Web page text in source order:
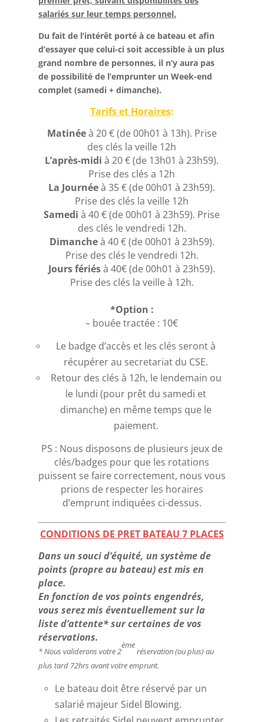
salariés sur leur temps personnel.
Du fait de l’intérêt porté à ce bateau et afin
d’essayer que celui-ci soit accessible à un plus
grand nombre de personnes, il n’y aura pas
de possibilité de l’emprunter un Week-end
complet (samedi + dimanche).
Tarifs etHoraires:
Matinéeà 20 € (de 00h01 à 13h). Prise
des clés la veille 12h
L’après-midi à 20 € (de 13h01 à 23h59).
Prise des clés a 12h
La Journéeà 35 € (de 00h01 à 23h59).
Prise des clés la veille 12h
Samedi à 40 € (de 00h01 à 23h59). Prise
des clés le vendredi 12h.
Dimancheà 40 € (de 00h01 à 23h59).
Prise des clés le vendredi 12h.
Jours fériés à 40€ (de 00h01 à 23h59).
Prise des clés la veille à 12h.
*Option :
– bouée tractée : 10€
Le badge d’accès et les clés seront à
récupérer au secretariat du CSE.
Retour des clés à 12h, le lendemain ou
le lundi (pour prêt du samedi et
dimanche) en même temps que le
paiement.
PS : Nous disposons de plusieurs jeux de
clés/badges pour que les rotations
puissent se faire correctement, nous vous
prions de respecter les horaires
d’emprunt indiquées ci-dessus.
CONDITIONS DE PRET BATEAU 7 PLACES
Dans un souci d’équité, un système de
points (propre au bateau) est mis en
place.
En fonction de vos points engendrés,
vous serez mis éventuellement sur la
liste d’attente* sur certaines de vos
réservations.
* Nous validerons votre 2
ème
réservation (ou plus) au
plus tard 72hrs avant votre emprunt.
Le bateau doit être réservé par un
salarié majeur Sidel Blowing.